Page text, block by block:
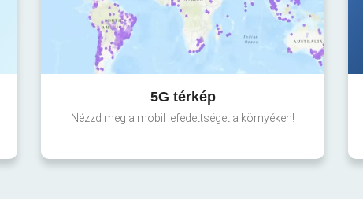
5G térkép
Nézzd meg a mobil lefedettséget a környéken!